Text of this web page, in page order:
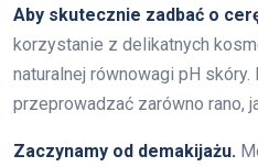
Aby skutecznie zadbać o
korzystanie z delikatnych
naturalnej równowagi pH
przeprowadzać zarówno rano,
Zaczynamy od demakijażu.